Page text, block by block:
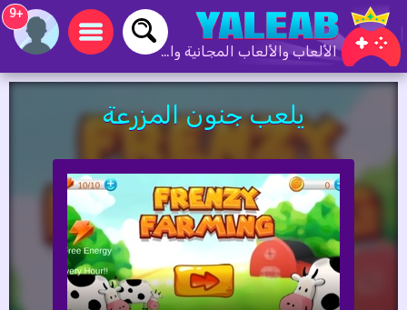
الألعاب والألعاب المجانية والألعاب عبر الإنترنت
+9
يلعب جنون المزرعة